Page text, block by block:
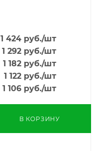
1 424 руб./шт
1 292 руб./шт
1 182 руб./шт
1 122 руб./шт
1 106 руб./шт
В КОРЗИНУ